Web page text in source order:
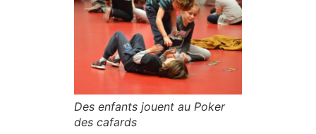
Des enfants jouent au Poker
des cafards